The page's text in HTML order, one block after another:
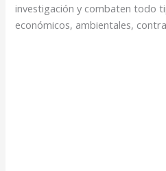
investigación y combaten todo
económicos, ambientales,